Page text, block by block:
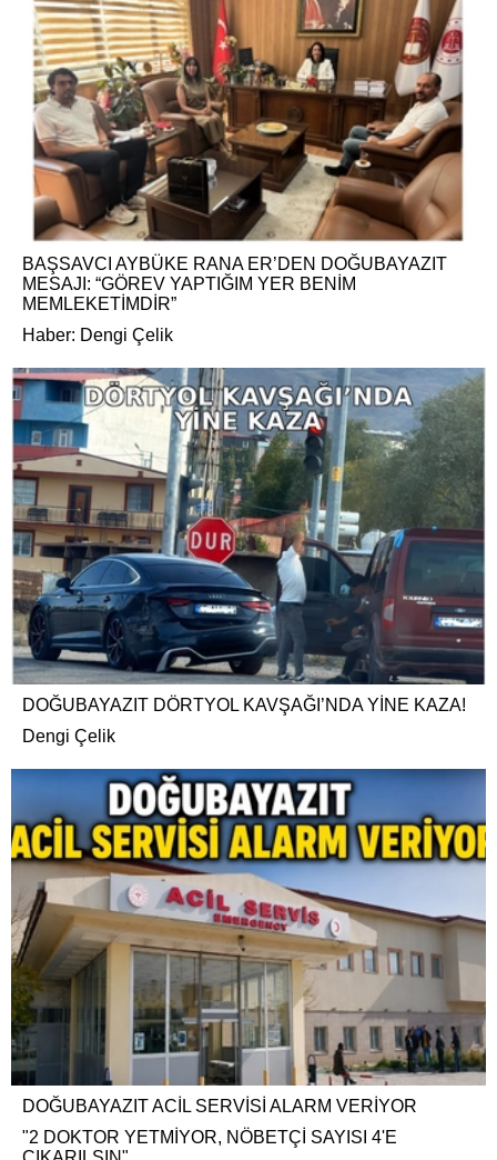
BAŞSAVCI AYBÜKE RANA ER’DEN DOĞUBAYAZIT
MESAJI: “GÖREV YAPTIĞIM YER BENİM
MEMLEKETİMDİR”
Haber: Dengi Çelik
DOĞUBAYAZIT DÖRTYOL KAVŞAĞI’NDA YİNE KAZA!
Dengi Çelik
DOĞUBAYAZIT ACİL SERVİSİ ALARM VERİYOR
"2 DOKTOR YETMİYOR, NÖBETÇİ SAYISI 4'E